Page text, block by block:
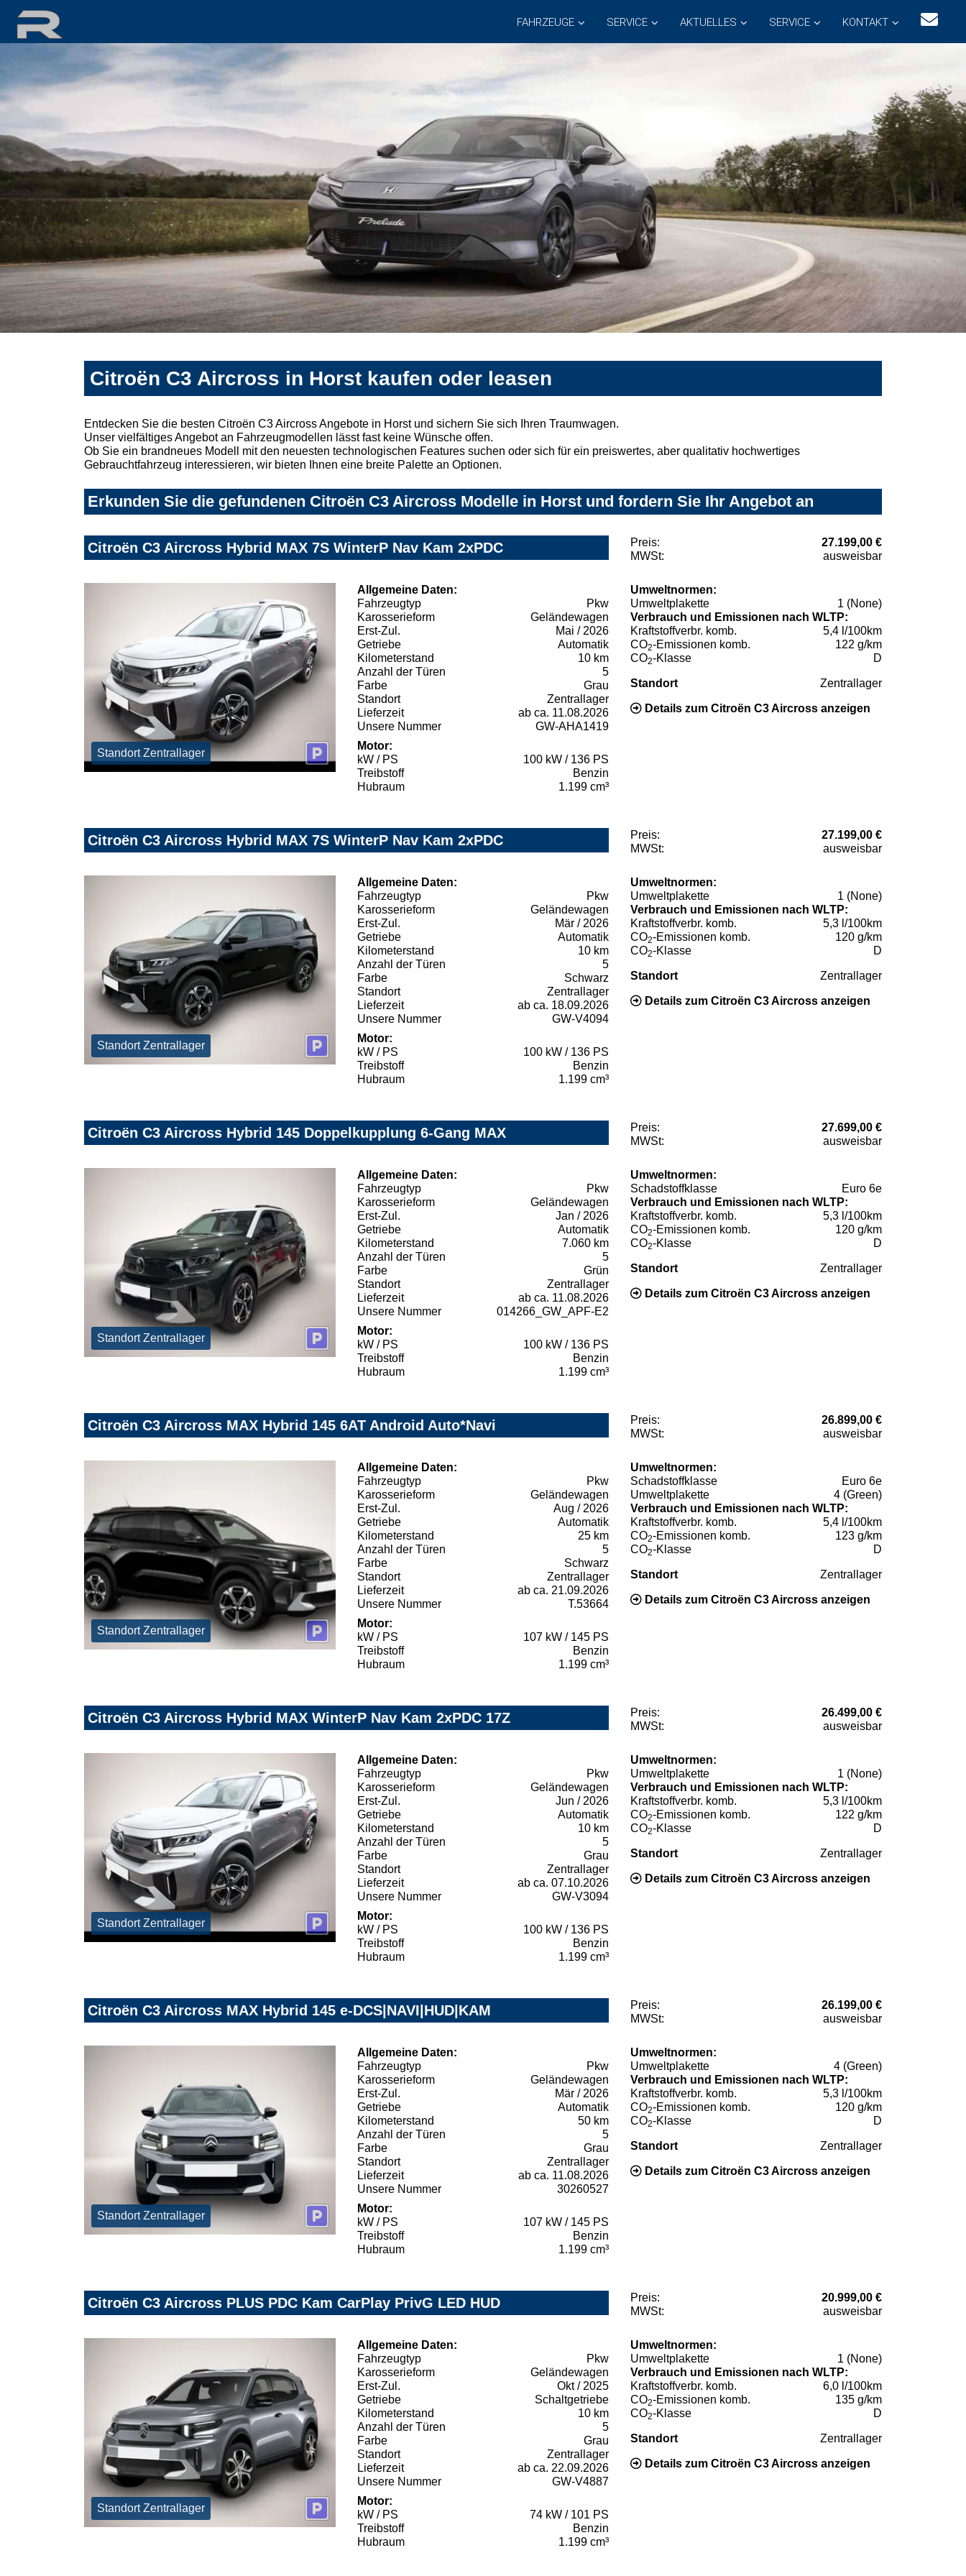
FAHRZEUGE SERVICE AKTUELLES SERVICE KONTAKT
Citroën C3 Aircross in Horst kaufen oder leasen
Entdecken Sie die besten Citroën C3 Aircross Angebote in Horst und sichern Sie sich Ihren Traumwagen.
Unser vielfältiges Angebot an Fahrzeugmodellen lässt fast keine Wünsche offen.
Ob Sie ein brandneues Modell mit den neuesten technologischen Features suchen oder sich für ein preiswertes, aber qualitativ hochwertiges
Gebrauchtfahrzeug interessieren, wir bieten Ihnen eine breite Palette an Optionen.
Erkunden Sie die gefundenen Citroën C3 Aircross Modelle in Horst und fordern Sie Ihr Angebot an
Citroën C3 Aircross Hybrid MAX 7S WinterP Nav Kam 2xPDC Preis:
27.199,00 €
MWSt:
ausweisbar
Standort Zentrallager
Allgemeine Daten:
Fahrzeugtyp
Pkw
Karosserieform
Geländewagen
Erst-Zul.
Mai / 2026
Getriebe
Automatik
Kilometerstand
10 km
Anzahl der Türen
5
Farbe
Grau
Standort
Zentrallager
Lieferzeit
ab ca. 11.08.2026
Unsere Nummer
GW-AHA1419
Motor:
kW / PS
100 kW / 136 PS
Treibstoff
Benzin
Hubraum
1.199 cm³
Umweltnormen:
Umweltplakette
1 (None)
Verbrauch und Emissionen nach WLTP:
Kraftstoffverbr. komb.
5,4 l/100km
CO2-Emissionen komb.
122 g/km
CO2-Klasse D
Standort Zentrallager
Details zum Citroën C3 Aircross anzeigen
Citroën C3 Aircross Hybrid MAX 7S WinterP Nav Kam 2xPDC Preis:
27.199,00 €
MWSt:
ausweisbar
Standort Zentrallager
Allgemeine Daten:
Fahrzeugtyp
Pkw
Karosserieform
Geländewagen
Erst-Zul.
Mär / 2026
Getriebe
Automatik
Kilometerstand
10 km
Anzahl der Türen
5
Farbe
Schwarz
Standort
Zentrallager
Lieferzeit
ab ca. 18.09.2026
Unsere Nummer
GW-V4094
Motor:
kW / PS
100 kW / 136 PS
Treibstoff
Benzin
Hubraum
1.199 cm³
Umweltnormen:
Umweltplakette
1 (None)
Verbrauch und Emissionen nach WLTP:
Kraftstoffverbr. komb.
5,3 l/100km
CO2-Emissionen komb.
120 g/km
CO2-Klasse D
Standort Zentrallager
Details zum Citroën C3 Aircross anzeigen
Citroën C3 Aircross Hybrid 145 Doppelkupplung 6-Gang MAX Preis:
27.699,00 €
MWSt:
ausweisbar
Standort Zentrallager
Allgemeine Daten:
Fahrzeugtyp
Pkw
Karosserieform
Geländewagen
Erst-Zul.
Jan / 2026
Getriebe
Automatik
Kilometerstand
7.060 km
Anzahl der Türen
5
Farbe
Grün
Standort
Zentrallager
Lieferzeit
ab ca. 11.08.2026
Unsere Nummer
014266_GW_APF-E2
Motor:
kW / PS
100 kW / 136 PS
Treibstoff
Benzin
Hubraum
1.199 cm³
Umweltnormen:
Schadstoffklasse
Euro 6e
Verbrauch und Emissionen nach WLTP:
Kraftstoffverbr. komb.
5,3 l/100km
CO2-Emissionen komb.
120 g/km
CO2-Klasse D
Standort Zentrallager
Details zum Citroën C3 Aircross anzeigen
Citroën C3 Aircross MAX Hybrid 145 6AT Android Auto*Navi Preis:
26.899,00 €
MWSt:
ausweisbar
Standort Zentrallager
Allgemeine Daten:
Fahrzeugtyp
Pkw
Karosserieform
Geländewagen
Erst-Zul.
Aug / 2026
Getriebe
Automatik
Kilometerstand
25 km
Anzahl der Türen
5
Farbe
Schwarz
Standort
Zentrallager
Lieferzeit
ab ca. 21.09.2026
Unsere Nummer
T.53664
Motor:
kW / PS
107 kW / 145 PS
Treibstoff
Benzin
Hubraum
1.199 cm³
Umweltnormen:
Schadstoffklasse
Euro 6e
Umweltplakette
4 (Green)
Verbrauch und Emissionen nach WLTP:
Kraftstoffverbr. komb.
5,4 l/100km
CO2-Emissionen komb.
123 g/km
CO2-Klasse D
Standort Zentrallager
Details zum Citroën C3 Aircross anzeigen
Citroën C3 Aircross Hybrid MAX WinterP Nav Kam 2xPDC 17Z Preis:
26.499,00 €
MWSt:
ausweisbar
Standort Zentrallager
Allgemeine Daten:
Fahrzeugtyp
Pkw
Karosserieform
Geländewagen
Erst-Zul.
Jun / 2026
Getriebe
Automatik
Kilometerstand
10 km
Anzahl der Türen
5
Farbe
Grau
Standort
Zentrallager
Lieferzeit
ab ca. 07.10.2026
Unsere Nummer
GW-V3094
Motor:
kW / PS
100 kW / 136 PS
Treibstoff
Benzin
Hubraum
1.199 cm³
Umweltnormen:
Umweltplakette
1 (None)
Verbrauch und Emissionen nach WLTP:
Kraftstoffverbr. komb.
5,3 l/100km
CO2-Emissionen komb.
122 g/km
CO2-Klasse D
Standort Zentrallager
Details zum Citroën C3 Aircross anzeigen
Citroën C3 Aircross MAX Hybrid 145 e-DCS|NAVI|HUD|KAM Preis:
26.199,00 €
MWSt:
ausweisbar
Standort Zentrallager
Allgemeine Daten:
Fahrzeugtyp
Pkw
Karosserieform
Geländewagen
Erst-Zul.
Mär / 2026
Getriebe
Automatik
Kilometerstand
50 km
Anzahl der Türen
5
Farbe
Grau
Standort
Zentrallager
Lieferzeit
ab ca. 11.08.2026
Unsere Nummer
30260527
Motor:
kW / PS
107 kW / 145 PS
Treibstoff
Benzin
Hubraum
1.199 cm³
Umweltnormen:
Umweltplakette
4 (Green)
Verbrauch und Emissionen nach WLTP:
Kraftstoffverbr. komb.
5,3 l/100km
CO2-Emissionen komb.
120 g/km
CO2-Klasse D
Standort Zentrallager
Details zum Citroën C3 Aircross anzeigen
Citroën C3 Aircross PLUS PDC Kam CarPlay PrivG LED HUD Preis:
20.999,00 €
MWSt:
ausweisbar
Standort Zentrallager
Allgemeine Daten:
Fahrzeugtyp
Pkw
Karosserieform
Geländewagen
Erst-Zul.
Okt / 2025
Getriebe
Schaltgetriebe
Kilometerstand
10 km
Anzahl der Türen
5
Farbe
Grau
Standort
Zentrallager
Lieferzeit
ab ca. 22.09.2026
Unsere Nummer
GW-V4887
Motor:
kW / PS
74 kW / 101 PS
Treibstoff
Benzin
Hubraum
1.199 cm³
Umweltnormen:
Umweltplakette
1 (None)
Verbrauch und Emissionen nach WLTP:
Kraftstoffverbr. komb.
6,0 l/100km
CO2-Emissionen komb.
135 g/km
CO2-Klasse D
Standort Zentrallager
Details zum Citroën C3 Aircross anzeigen